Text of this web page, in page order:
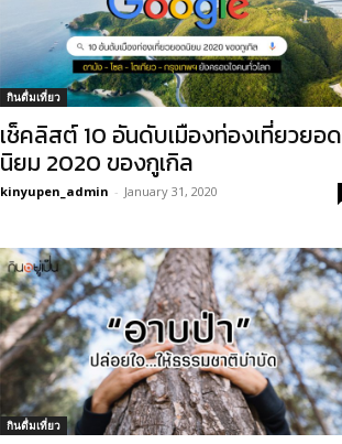
กินดื่มเที่ยว
เช็คลิสต์ 10 อันดับเมืองท่องเที่ยวยอด
นิยม 2020 ของกูเกิล
kinyupen_admin - January 31, 2020
กินดื่มเที่ยว